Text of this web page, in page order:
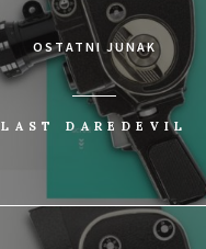
OSTATNI JUNAK
LAST DAREDEVIL